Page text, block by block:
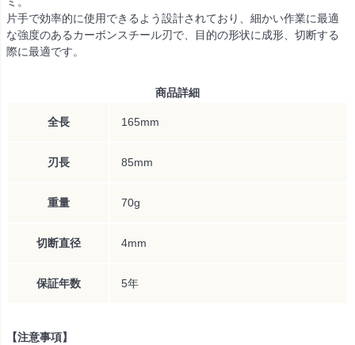
片手で効率的に使用できるよう設計されており、細かい作業に最適
な強度のあるカーボンスチール刃で、目的の形状に成形、切断する
際に最適です。
商品詳細
全長 165mm
刃長 85mm
重量 70g
切断直径 4mm
保証年数 5年
【注意事項】